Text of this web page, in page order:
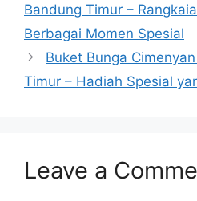
Bandung Timur –
Berbagai Momen Spesial
Buket Bunga
Timur – Hadiah Spesial
Leave a